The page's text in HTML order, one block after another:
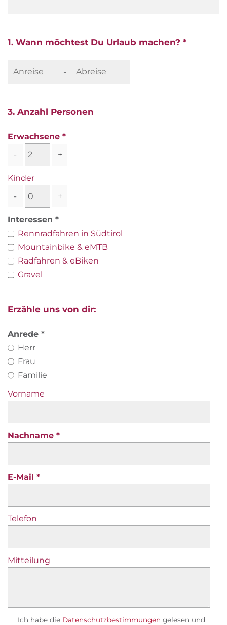
1. Wann möchtest Du Urlaub machen? *
-
3. Anzahl Personen
Erwachsene
-
+
Kinder
-
+
Interessen
Rennradfahren in Südtirol
Mountainbike & eMTB
Radfahren & eBiken
Gravel
Erzähle uns von dir:
Anrede
Herr
Frau
Familie
Vorname
Nachname
E-Mail
Telefon
Mitteilung
Ich habe die Datenschutzbestimmungen gelesen und